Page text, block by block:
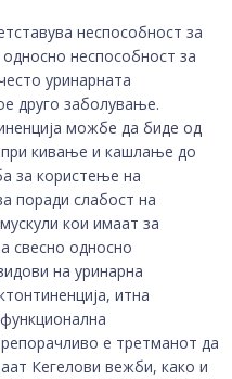
неспособност за
неспособност за
уринарната
друго заболување.
можбе да биде од
кивање и кашлање до
за користење на
поради слабост на
кои имаат за
свесно односно
на уринарна
итна
е третманот да
Кегелови вежби, како и